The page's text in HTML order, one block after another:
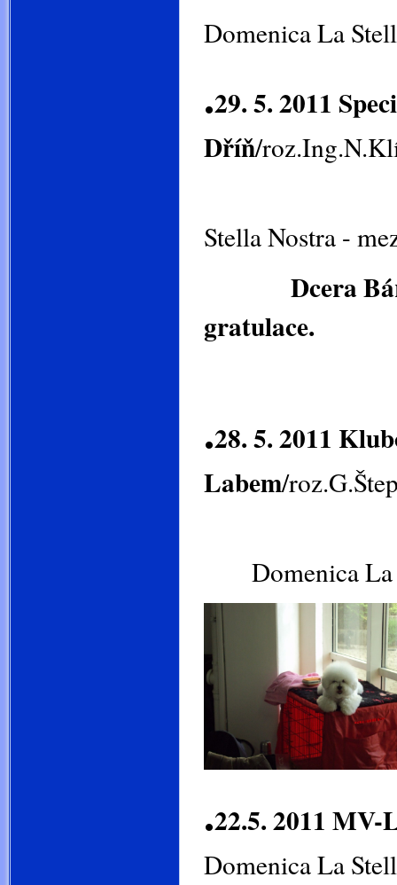
Domenica La
.29. 5. 2011
Dříň/
Stella Nostra -
Dcera Bára v
gratulace.
.28. 5. 2011
Labem/
Domenica La
.22.5. 2011
Domenica La